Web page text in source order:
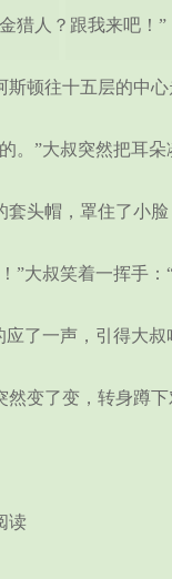
人？跟我来吧！”
顿往十五层的中心
”大叔突然把耳朵
头帽，罩住了小
大叔笑着一挥手：
了一声，引得大叔
了变，转身蹲下
读